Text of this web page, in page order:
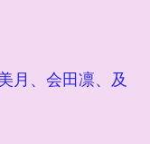
月、会田凛、及